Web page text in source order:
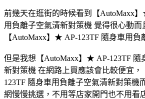
前幾天在逛街的時候看到【AutoMaxx
用負離子空氣清新對策機 覺得很心動而
【AutoMaxx】★ AP-123TF 隨身車用
但是我想【AutoMaxx】★ AP-123TF 隨
新對策機 在網路上買應該會比較便宜
123TF 隨身車用負離子空氣清新對策機
網慢慢挑選，不用等店家開門也不用看